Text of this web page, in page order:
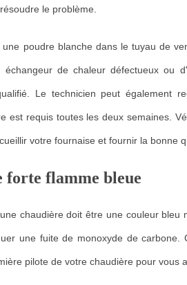
le problème.
une poudre blanche dans le tuyau de
de chaleur défectueux ou
Le technicien peut également
est requis toutes les deux semaines.
votre fournaise et fournir la bonne
forte flamme bleue
chaudière doit être une couleur
une fuite de monoxyde de
pilote de votre chaudière pour vous